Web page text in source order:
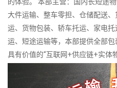
大件运输、整车零担、仓储配送
运、货物包装、轿车托运、家电
运、短途运输等，本部提供全部
具有价值的“互联网+供应链+实体
全国中小物流企业，依托互联网
通平台成员之间的业务流、信息